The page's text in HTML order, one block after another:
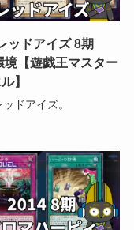
ッドアイズ 8期
境【遊戯王マスター
】
ドアイズ。